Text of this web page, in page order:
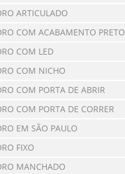
ARTICULADO
COM ACABAMENTO PRETO
COM LED
COM NICHO
COM PORTA DE ABRIR
COM PORTA DE CORRER
EM SÃO PAULO
FIXO
MANCHADO